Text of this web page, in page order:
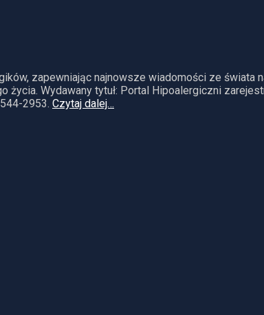
zapewniając najnowsze wiadomości ze
Wydawany tytuł: Portal Hipoalergiczni
2953. Czytaj dalej…